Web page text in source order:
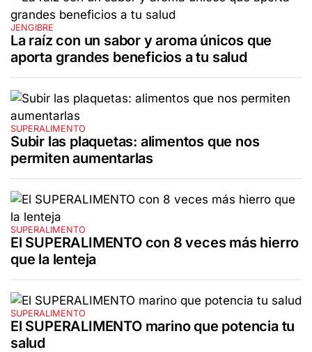
JENGIBRE
La raíz con un sabor y aroma únicos que
aporta grandes beneficios a tu salud
SUPERALIMENTO
Subir las plaquetas: alimentos que nos
permiten aumentarlas
SUPERALIMENTO
El SUPERALIMENTO con 8 veces más hierro
que la lenteja
SUPERALIMENTO
El SUPERALIMENTO marino que potencia tu
salud